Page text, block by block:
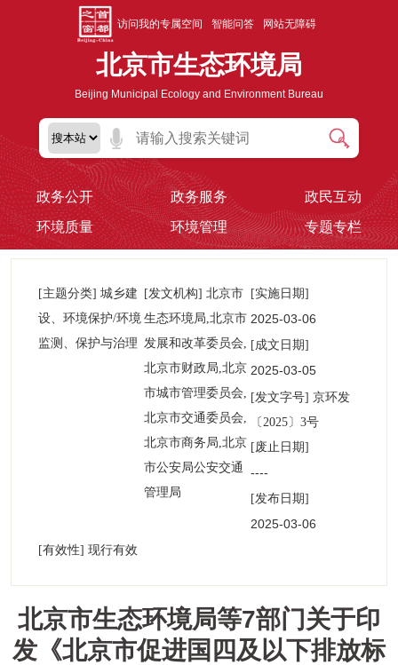
访问我的专属空间 智能问答 网站无障碍
北京市生态环境局
Beijing Municipal Ecology and Environment Bureau
政务公开 政务服务
政民互动
环境质量
环境管理 专题专栏
[主题分类] 城乡建
设、环境保护/环境
监测、保护与治理
[发文机构] 北京市
生态环境局,北京市
发展和改革委员会,
北京市财政局,北京
市城市管理委员会,
北京市交通委员会,
北京市商务局,北京
市公安局公安交通
管理局
[实施日期]
2025-03-06
00:00:00
[成文日期]
2025-03-05
00:00:00
[发文字号] 京环发
〔2025〕3号
[废止日期]
----
[发布日期]
2025-03-06
[有效性] 现行有效
北京市生态环境局等7部门关于印
发《北京市促进国四及以下排放标